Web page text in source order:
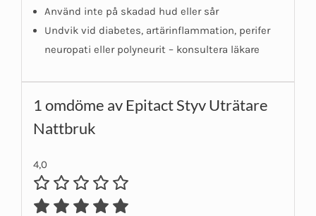
Använd inte på skadad hud eller sår
Undvik vid diabetes, artärinflammation, perifer
neuropati eller polyneurit – konsultera läkare
1 omdöme av Epitact Styv Uträtare
Nattbruk
4,0